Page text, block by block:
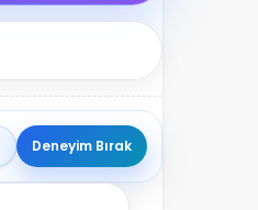
Deneyim Bırak